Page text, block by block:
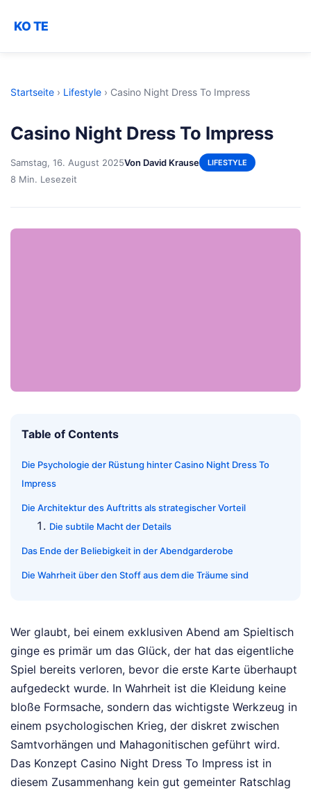
KO TE
Startseite › Lifestyle › Casino Night Dress To Impress
Casino Night Dress To Impress
Samstag, 16. August 2025Von David Krause LIFESTYLE
8 Min. Lesezeit
Table of Contents
Die Psychologie der Rüstung hinter Casino Night Dress To
Impress
Die Architektur des Auftritts als strategischer Vorteil
Die subtile Macht der Details
Das Ende der Beliebigkeit in der Abendgarderobe
Die Wahrheit über den Stoff aus dem die Träume sind
Wer glaubt, bei einem exklusiven Abend am Spieltisch
ginge es primär um das Glück, der hat das eigentliche
Spiel bereits verloren, bevor die erste Karte überhaupt
aufgedeckt wurde. In Wahrheit ist die Kleidung keine
bloße Formsache, sondern das wichtigste Werkzeug in
einem psychologischen Krieg, der diskret zwischen
Samtvorhängen und Mahagonitischen geführt wird.
Das Konzept Casino Night Dress To Impress ist in
diesem Zusammenhang kein gut gemeinter Ratschlag